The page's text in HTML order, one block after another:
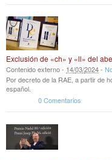
Exclusión de «ch» y «ll» del
Contenido externo - 14/03/2024-
Por decreto de la RAE, a partir de
español.
0 Comentarios